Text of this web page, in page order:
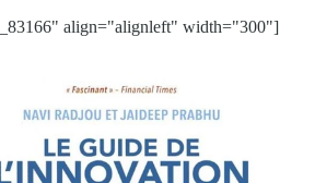
align="alignleft" width="300"]